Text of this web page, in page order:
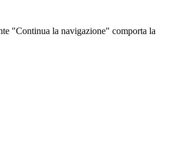
"Continua la navigazione" comporta la